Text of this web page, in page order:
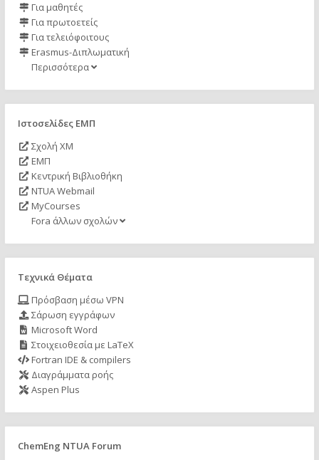
Για μαθητές
Για πρωτοετείς
Για τελειόφοιτους
Erasmus-Διπλωματική
Περισσότερα
Ιστοσελίδες ΕΜΠ
Σχολή ΧΜ
ΕΜΠ
Κεντρική Βιβλιοθήκη
NTUA Webmail
MyCourses
Fora άλλων σχολών
Τεχνικά Θέματα
Πρόσβαση μέσω VPN
Σάρωση εγγράφων
Microsoft Word
Στοιχειοθεσία με LaTeX
Fortran IDE & compilers
Διαγράμματα ροής
Aspen Plus
ChemEng NTUA Forum